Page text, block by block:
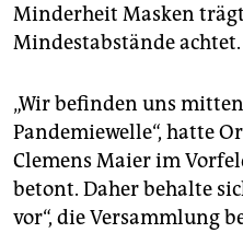
Minderheit Masken
Mindestabstände achtet.
„Wir befinden uns
Pandemiewelle“, hatte
Clemens Maier im
betont. Daher behalte
vor“, die Versammlung